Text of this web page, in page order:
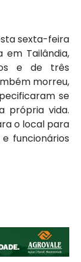
sexta-feira
em Tailândia,
e de três
morreu,
se
própria vida.
o local para
funcionários